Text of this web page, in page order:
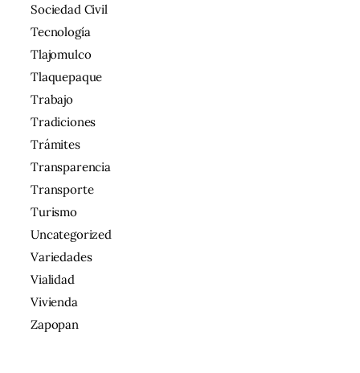
Sociedad Civil
Tecnología
Tlajomulco
Tlaquepaque
Trabajo
Tradiciones
Trámites
Transparencia
Transporte
Turismo
Uncategorized
Variedades
Vialidad
Vivienda
Zapopan